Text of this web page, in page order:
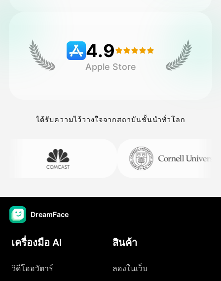
4.9
Apple Store
ได้รับความไว้วางใจจากสถาบันชั้นนำทั่วโลก
DreamFace
เครื่องมือ AI
วิดีโออวัตาร์
สินค้า
ลองในเว็บ